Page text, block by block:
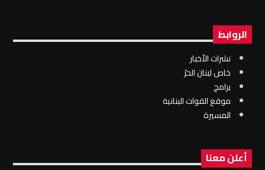
الروابط
نشرات الأخبار
خاص لبنان الحرّ
برامج
موقع القوات البنانية
المسيرة
أعلن معنا